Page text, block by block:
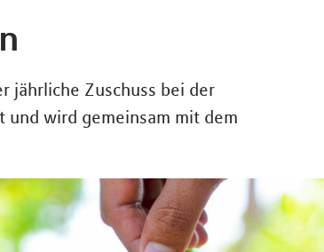
jährliche Zuschuss bei der
und wird gemeinsam mit dem